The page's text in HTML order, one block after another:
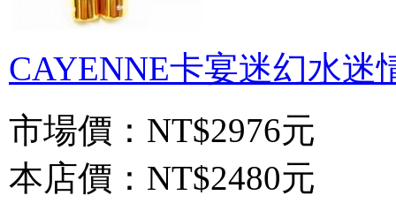
CAYENNE卡宴迷幻水迷
市場價： NT$2976元
本店價： NT$2480元